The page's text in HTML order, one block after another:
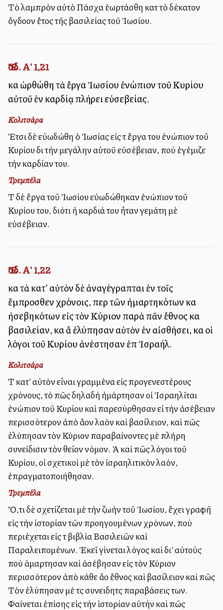
Τὸ λαμπρὸν αὐτὸ Πάσχα ἑωρτάσθη κατὰ τὸ δέκατον
ὄγδοον ἔτος τῆς βασιλείας τοῦ Ἰωσίου.
Ἔσδ. Α' 1,21
καὶ ὠρθώθη τὰ ἔργα Ἰωσίου ἐνώπιον τοῦ Κυρίου
αὐτοῦ ἐν καρδίᾳ πλήρει εὐσεβείας.
Κολιτσάρα
Ἐτσι δὲ εὐωδώθη ὁ Ἰωσίας εἰς τὰ ἔργα του ἐνώπιον τοῦ
Κυρίου διὰ τὴν μεγάλην αὐτοῦ εὐσέβειαν, ποὺ ἐγέμιζε
τὴν καρδίαν του.
Τρεμπέλα
Τὰ δὲ ἔργα τοῦ Ἰωσίου εὐωδώθηκαν ἐνώπιον τοῦ
Κυρίου του, διότι ἡ καρδιά του ἦταν γεμάτη μὲ
εὐσέβειαν.
Ἔσδ. Α' 1,22
καὶ τὰ κατ’ αὐτὸν δὲ ἀναγέγραπται ἐν τοῖς
ἔμπροσθεν χρόνοις, περὶ τῶν ἡμαρτηκότων καὶ
ἠσεβηκότων εἰς τὸν Κύριον παρὰ πᾶν ἔθνος καὶ
βασιλείαν, καὶ ἃ ἐλύπησαν αὐτὸν ἐν αἰσθήσει, καὶ οἱ
λόγοι τοῦ Κυρίου ἀνέστησαν ἐπὶ Ἰσραήλ.
Κολιτσάρα
Τὰ κατ’ αὐτὸν εἶναι γραμμένα εἰς προγενεστέρους
χρόνους, τὸ πῶς δηλαδὴ ἡμάρτησαν οἱ Ἰσραηλῖται
ἐνώπιον τοῦ Κυρίου καὶ παρεσύρθησαν εἰ τὴν ἀσέβειαν
περισσότερον ἀπὸ ἄλλον λαὸν καὶ βασίλειον, καὶ πῶς
ἐλύπησαν τὸν Κύριον παραβαίνοντες μὲ πλήρη
συνείδισιν τὸν θεῖον νόμον. Ἀλλὰ καὶ πῶς λόγοι τοῦ
Κυρίου, οἱ σχετικοὶ μὲ τὸν ἰσραηλιτικὸν λαόν,
ἐπραγματοποιήθησαν.
Τρεμπέλα
Ὅ,τι δὲ σχετίζεται μὲ τὴν ζωὴν τοῦ Ἰωσίου, ἔχει γραφῆ
εἰς τὴν ἱστορίαν τῶν προηγουμένων χρόνων, ποὺ
περιέχεται εἰς τὰ βιβλία Βασιλειῶν καὶ
Παραλειπομένων. Ἐκεῖ γίνεται λόγος καὶ δι’ αὐτοὺς
ποὺ ἁμαρτησαν καὶ ἀσέβησαν εἰς τὸν Κύριον
περισσότερον ἀπὸ κάθε ἄλλο ἔθνος καὶ βασίλειον καὶ πῶς
Τὸν ἐλύπησαν μὲ τὰς συνειδητὰς παραβάσεις των.
Φαίνεται ἐπίσης εἰς τὴν ἱστορίαν αὐτὴν καὶ πῶς